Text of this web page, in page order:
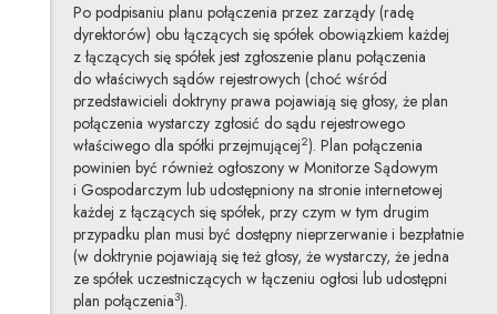
Po podpisaniu planu połączenia przez zarządy (radę
dyrektorów) obu łączących się spółek obowiązkiem każdej
z łączących się spółek jest zgłoszenie planu połączenia
do właściwych sądów rejestrowych (choć wśród
przedstawicieli doktryny prawa pojawiają się głosy, że plan
połączenia wystarczy zgłosić do sądu rejestrowego
właściwego dla spółki przejmującej2). Plan połączenia
powinien być również ogłoszony w Monitorze Sądowym
i Gospodarczym lub udostępniony na stronie internetowej
każdej z łączących się spółek, przy czym w tym drugim
przypadku plan musi być dostępny nieprzerwanie i bezpłatnie
(w doktrynie pojawiają się też głosy, że wystarczy, że jedna
ze spółek uczestniczących w łączeniu ogłosi lub udostępni
plan połączenia3).